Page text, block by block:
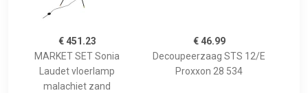
€ 451.23
MARKET SET Sonia
Laudet vloerlamp
malachiet zand
€ 46.99
Decoupeerzaag STS 12/E
Proxxon 28 534